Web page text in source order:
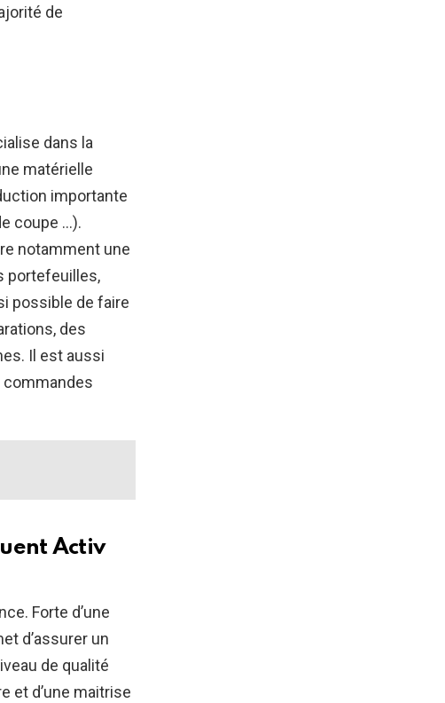
de
dans la
matérielle
importante
coupe …).
notamment une
portefeuilles,
possible de faire
des
Il est aussi
commandes
Activ
Forte d’une
d’assurer un
de qualité
et d’une maitrise